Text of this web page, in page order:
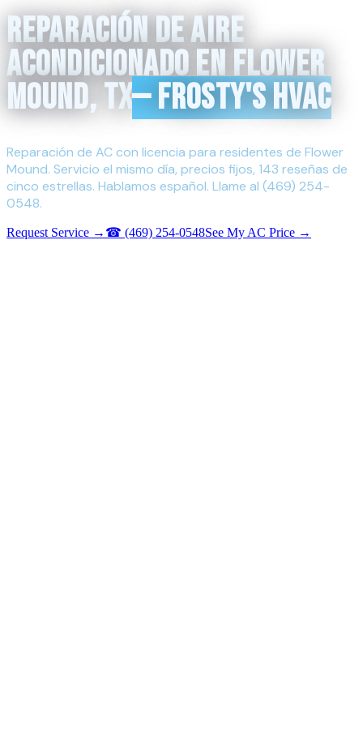
REPARACIÓN DE AIRE
ACONDICIONADO EN FLOWER
MOUND, TX— FROSTY'S HVAC
Reparación de AC con licencia para residentes de Flower
Mound. Servicio el mismo día, precios fijos, 143 reseñas de
cinco estrellas. Hablamos español. Llame al (469) 254-
0548.
Request Service → ☎ (469) 254-0548See My AC Price →